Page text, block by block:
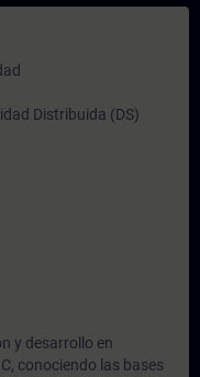
Distribuida (DS)
y desarrollo en
conociendo las bases